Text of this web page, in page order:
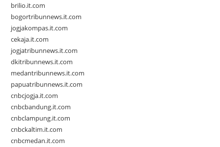
brilio.it.com
bogortribunnews.it.com
jogjakompas.it.com
cekaja.it.com
jogjatribunnews.it.com
dkitribunnews.it.com
medantribunnews.it.com
papuatribunnews.it.com
cnbcjogja.it.com
cnbcbandung.it.com
cnbclampung.it.com
cnbckaltim.it.com
cnbcmedan.it.com